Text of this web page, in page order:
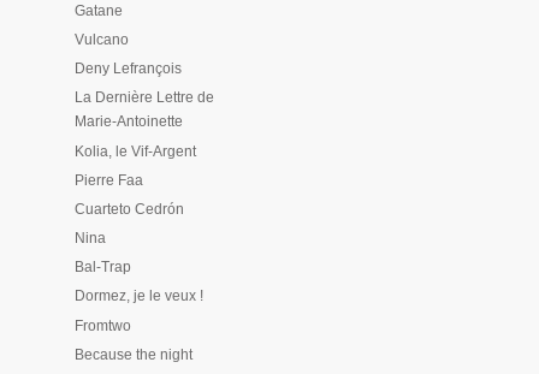
Gatane
Vulcano
Deny Lefrançois
La Dernière Lettre de
Marie-Antoinette
Kolia, le Vif-Argent
Pierre Faa
Cuarteto Cedrón
Nina
Bal-Trap
Dormez, je le veux !
Fromtwo
Because the night